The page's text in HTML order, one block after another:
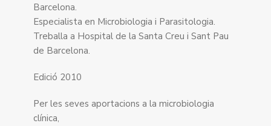
Barcelona.
Especialista en Microbiologia i Parasitologia.
Treballa a Hospital de la Santa Creu i Sant Pau
de Barcelona.
Edició 2010
Per les seves aportacions a la microbiologia
clínica,